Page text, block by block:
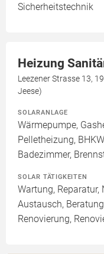
Sicherheitstechnik
Heizung
Leezener Strasse 13,
Jeese)
SOLARANLAGE
Wärmepumpe,
Pelletheizung,
Badezimmer,
SOLAR TÄTIGKEITEN
Wartung,
Austausch,
Renovierung,